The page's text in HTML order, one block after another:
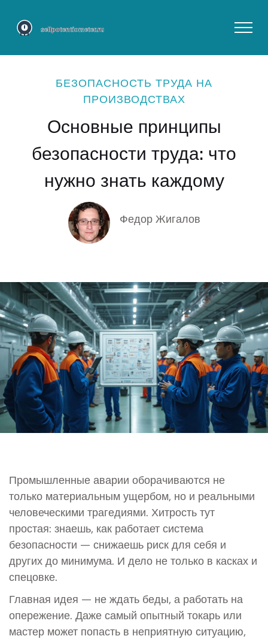
БЕЗОПАСНОСТЬ ТРУДА НА
ПРОИЗВОДСТВАХ
Основные принципы
безопасности труда: что
нужно знать каждому
Федор Жигалов
Промышленные аварии оборачиваются не
только материальным ущербом, но и реальными
человеческими трагедиями. Хитрость тут
простая: знаешь, как работает система
безопасности — снижаешь риск для себя и
других до минимума. И дело не только в касках и
спецовке.
Главная идея — не ждать беды, а работать на
опережение. Даже самый опытный токарь или
мастер может попасть в неприятную ситуацию,